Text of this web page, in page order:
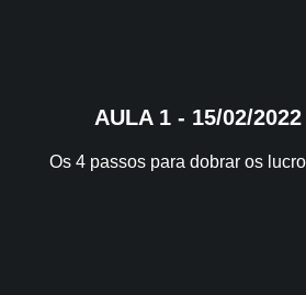
AULA 1 - 15/02/
Os 4 passos para dobrar os